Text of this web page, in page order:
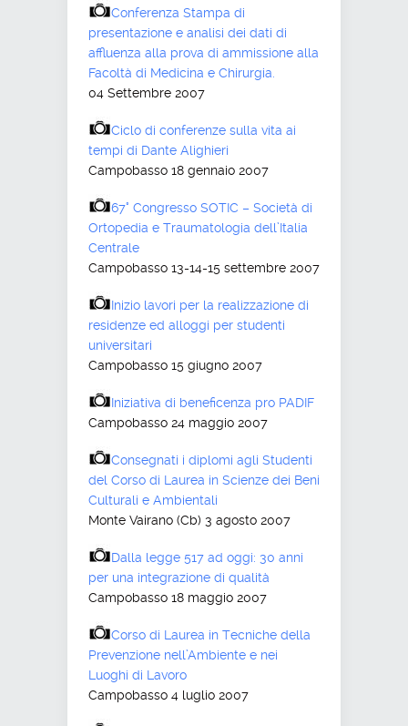
Conferenza Stampa di
presentazione e analisi dei dati di
affluenza alla prova di ammissione alla
Facoltà di Medicina e Chirurgia.
04 Settembre 2007
Ciclo di conferenze sulla vita ai
tempi di Dante Alighieri
Campobasso 18 gennaio 2007
67° Congresso SOTIC – Società di
Ortopedia e Traumatologia dell’Italia
Centrale
Campobasso 13-14-15 settembre 2007
Inizio lavori per la realizzazione di
residenze ed alloggi per studenti
universitari
Campobasso 15 giugno 2007
Iniziativa di beneficenza pro PADIF
Campobasso 24 maggio 2007
Consegnati i diplomi agli Studenti
del Corso di Laurea in Scienze dei Beni
Culturali e Ambientali
Monte Vairano (Cb) 3 agosto 2007
Dalla legge 517 ad oggi: 30 anni
per una integrazione di qualità
Campobasso 18 maggio 2007
Corso di Laurea in Tecniche della
Prevenzione nell’Ambiente e nei
Luoghi di Lavoro
Campobasso 4 luglio 2007